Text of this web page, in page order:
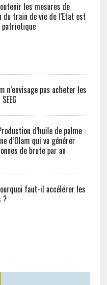
les mesures de
du train de vie de l’Etat est
patriotique
n’envisage pas acheter les
d’huile de palme :
d’Olam qui va générer
de brute par an
faut-il accélérer les
?